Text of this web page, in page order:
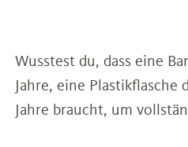
Wusstest du, dass eine
Jahre, eine Plastikflasche
Jahre braucht, um